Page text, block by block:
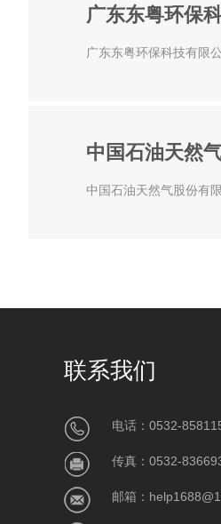
广东东粤环保
广东东粤环保科技有限
中国石油天然
中国石油天然气股份有
联系我们
电话：0532-
传真：0532-
邮箱：